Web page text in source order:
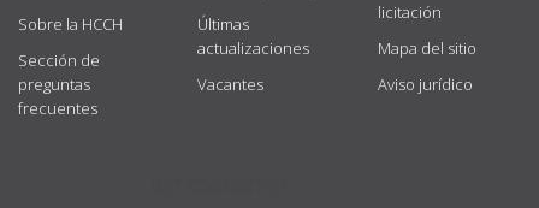
Sobre la HCCH
Sección de
preguntas
frecuentes
Últimas
actualizaciones
Vacantes
licitación
Mapa del sitio
Aviso jurídico